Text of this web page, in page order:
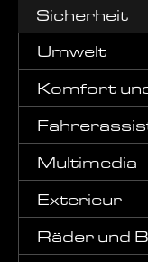
Sicherheit
Umwelt
Komfort
Multimedia
Exterieur
Räder und